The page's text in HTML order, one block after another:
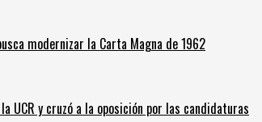
modernizar la Carta Magna de 1962
UCR y cruzó a la oposición por las candidaturas